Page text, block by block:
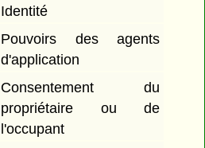
Identité
Pouvoirs des agents
d'application
Consentement du
propriétaire ou de
l'occupant